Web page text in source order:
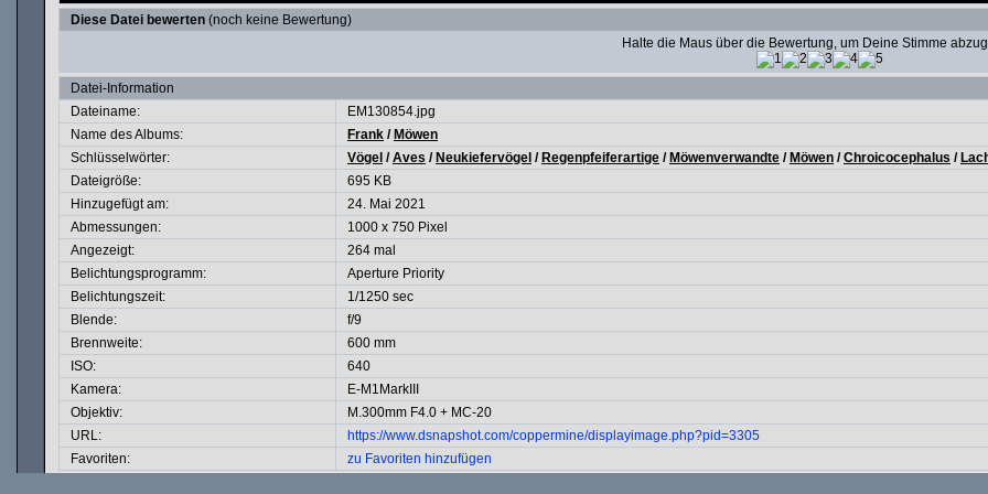
Diese Datei bewerten (noch keine Bewertung)
Halte die Maus über die Bewertung, um Deine Stimme
Datei-Information
Dateiname:
EM130854.jpg
Name des Albums:
Frank / Möwen
Schlüsselwörter:
Vögel /Aves / Neukiefervögel / Regenpfeiferartige / Möwenverwandte / Möwen /Chroicocephalus /
Dateigröße:
695 KB
Hinzugefügt am:
24. Mai 2021
Abmessungen:
1000 x 750 Pixel
Angezeigt:
264 mal
Belichtungsprogramm:
Aperture Priority
Belichtungszeit:
1/1250 sec
Blende:
f/9
Brennweite:
600 mm
ISO:
640
Kamera:
E-M1MarkIII
Objektiv:
M.300mm F4.0 + MC-20
URL:
https://www.dsnapshot.com/coppermine/displayimage.php?pid=3305
Favoriten:
zu Favoriten hinzufügen